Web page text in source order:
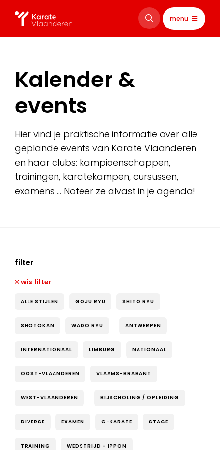
menu
Kalender &
events
Hier vind je praktische informatie over alle
geplande events van Karate Vlaanderen
en haar clubs: kampioenschappen,
trainingen, karatekampen, cursussen,
examens … Noteer ze alvast in je agenda!
filter
wis filter
ALLE STIJLEN GOJU RYU SHITO RYU
SHOTOKAN WADO RYU ANTWERPEN
INTERNATIONAAL LIMBURG NATIONAAL
OOST-VLAANDEREN VLAAMS-BRABANT
WEST-VLAANDEREN BIJSCHOLING / OPLEIDING
DIVERSE EXAMEN G-KARATE STAGE
TRAINING WEDSTRIJD - IPPON